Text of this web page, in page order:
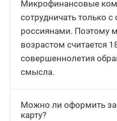
Микрофинансовые
сотрудничать только
россиянами. Поэтому
возрастом считается
совершеннолетия
смысла.
Можно ли оформить
карту?